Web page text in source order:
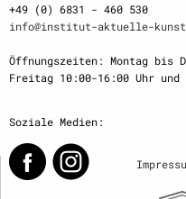
+49 (0) 6831 - 460 530
info@institut-aktuelle-
Öffnungszeiten: Montag bis
Freitag 10:00-16:00 Uhr und
Soziale Medien: